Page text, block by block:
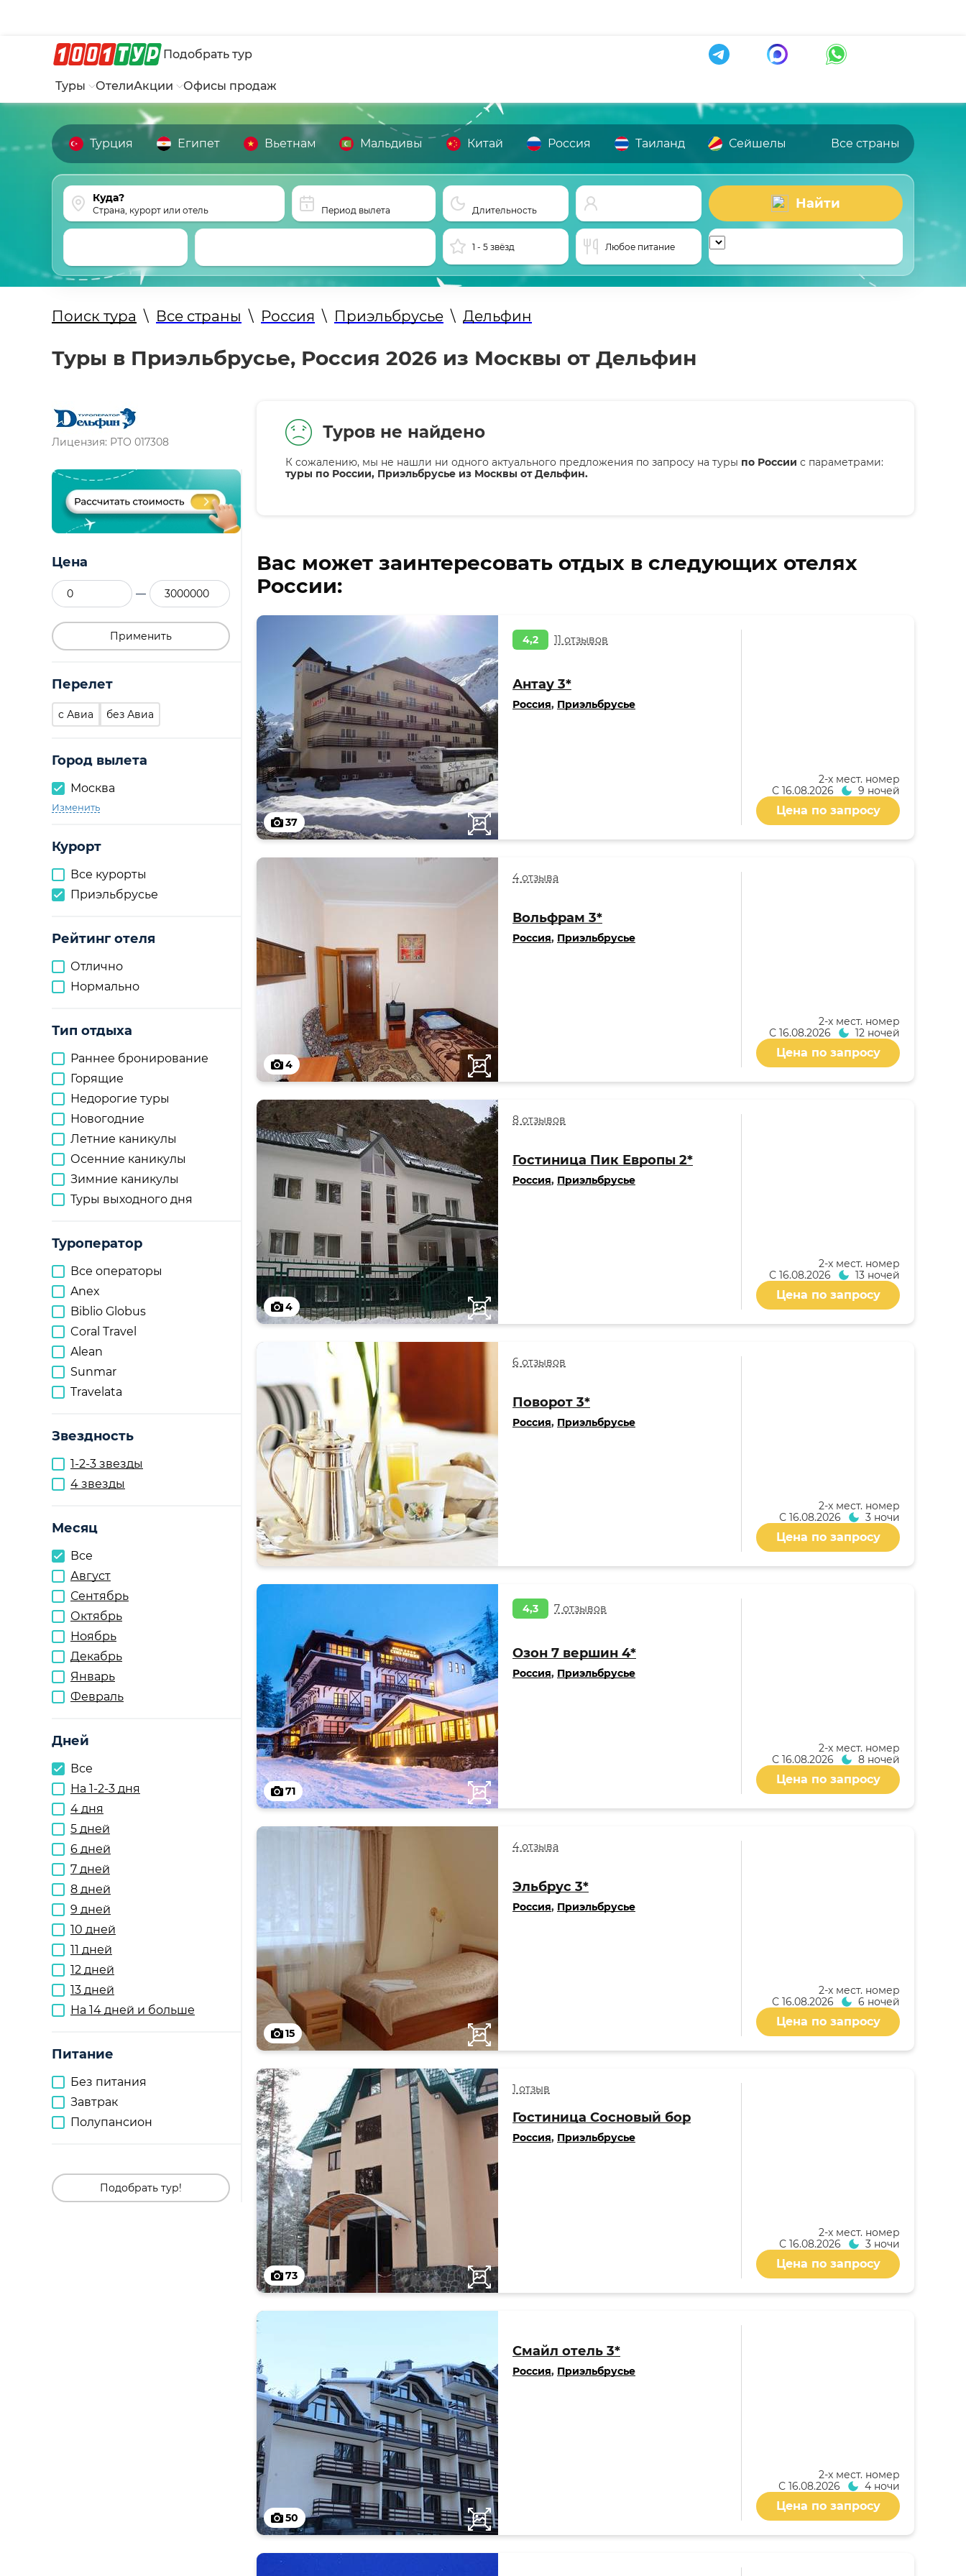
Подобрать тур
Туры ОтелиАкции Офисы продаж
Турция Египет Вьетнам Мальдивы Китай Россия Таиланд Сейшелы Все страны
Страна, курорт или отель Период вылета Длительность Найти
1 - 5 звёзд Любое питание
Поиск тура \ Все страны \ Россия \ Приэльбрусье \ Дельфин
Туры в Приэльбрусье, Россия 2026 из Москвы от Дельфин
Лицензия: РТО 017308
Цена
—
Применить
Перелет
c Авиа без Авиа
Город вылета
Москва
Изменить
Курорт
Все курорты
Приэльбрусье
Рейтинг отеля
Отлично
Нормально
Тип отдыха
Раннее бронирование
Горящие
Недорогие туры
Новогодние
Летние каникулы
Осенние каникулы
Зимние каникулы
Туры выходного дня
Туроператор
Все операторы
Anex
Biblio Globus
Coral Travel
Alean
Sunmar
Travelata
Звездность
1-2-3 звезды
4 звезды
Месяц
Все
Август
Сентябрь
Октябрь
Ноябрь
Декабрь
Январь
Февраль
Дней
Все
На 1-2-3 дня
4 дня
5 дней
6 дней
7 дней
8 дней
9 дней
10 дней
11 дней
12 дней
13 дней
На 14 дней и больше
Питание
Без питания
Завтрак
Полупансион
Подобрать тур!
Туров не найдено
К сожалению, мы не нашли ни одного актуального предложения по запросу на туры по России с параметрами:
туры по России, Приэльбрусье из Москвы от Дельфин.
Вас может заинтересовать отдых в следующих отелях
России:
37
4,2 11 отзывов
Антау 3*
Россия, Приэльбрусье
2-x мест. номер
С 16.08.2026 9 ночей
Цена по запросу
4
4 отзыва
Вольфрам 3*
Россия, Приэльбрусье
2-x мест. номер
С 16.08.2026 12 ночей
Цена по запросу
4
8 отзывов
Гостиница Пик Европы 2*
Россия, Приэльбрусье
2-x мест. номер
С 16.08.2026 13 ночей
Цена по запросу
6 отзывов
Поворот 3*
Россия, Приэльбрусье
2-x мест. номер
С 16.08.2026 3 ночи
Цена по запросу
71
4,3 7 отзывов
Озон 7 вершин 4*
Россия, Приэльбрусье
2-x мест. номер
С 16.08.2026 8 ночей
Цена по запросу
15
4 отзыва
Эльбрус 3*
Россия, Приэльбрусье
2-x мест. номер
С 16.08.2026 6 ночей
Цена по запросу
73
1 отзыв
Гостиница Сосновый бор
Россия, Приэльбрусье
2-x мест. номер
С 16.08.2026 3 ночи
Цена по запросу
50
Смайл отель 3*
Россия, Приэльбрусье
2-x мест. номер
С 16.08.2026 4 ночи
Цена по запросу